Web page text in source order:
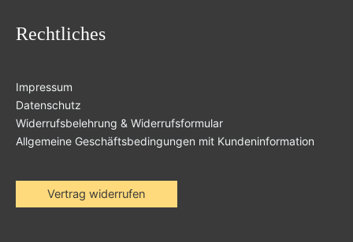
Rechtliches
Impressum
Datenschutz
Widerrufsbelehrung & Widerrufsformular
Allgemeine Geschäftsbedingungen mit Kundeninformation
Vertrag widerrufen